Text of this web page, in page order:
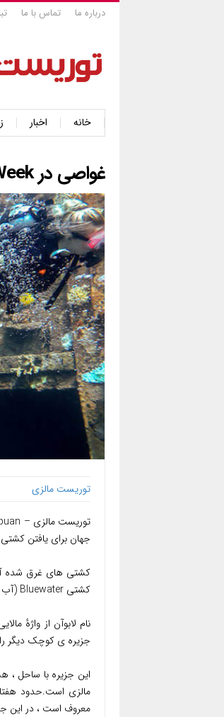
درباره ما تماس با ما
خانه اخبار
غواصی در Labuan Week
توریست مالزی
جهان برای یافتن
کشتی های غرق شده
کشتی Bluewater (آب آبی) است که درشمال شرقی Labuan واقع شده است.
نام لابوآن از واژهٔ
جزیره ی کوچک دیگر
معروف است ، در این